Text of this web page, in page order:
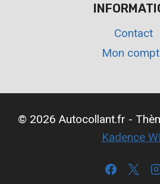
Contact
Mon
© 2026 Autocollant.fr -
Kadence